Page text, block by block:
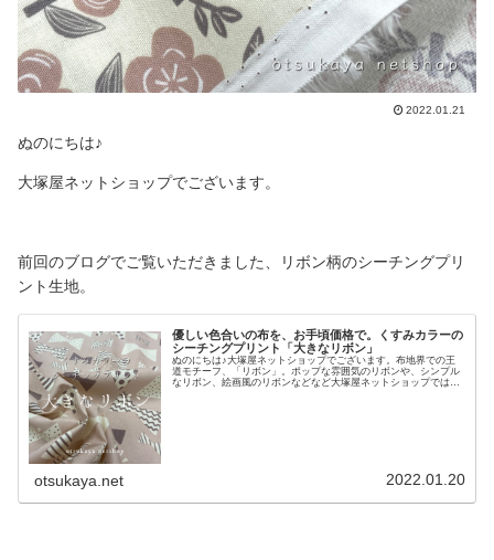
2022.01.21
ぬのにちは♪
大塚屋ネットショップでございます。
前回のブログでご覧いただきました、リボン柄のシーチングプリ
ント生地。
優しい色合いの布を、お手頃価格で。くすみカラーの
シーチングプリント「大きなリボン」
ぬのにちは♪大塚屋ネットショップでございます。布地界での王
道モチーフ、「リボン」。ポップな雰囲気のリボンや、シンプル
なリボン、絵画風のリボンなどなど大塚屋ネットショップではさ
otsukaya.net 2022.01.20